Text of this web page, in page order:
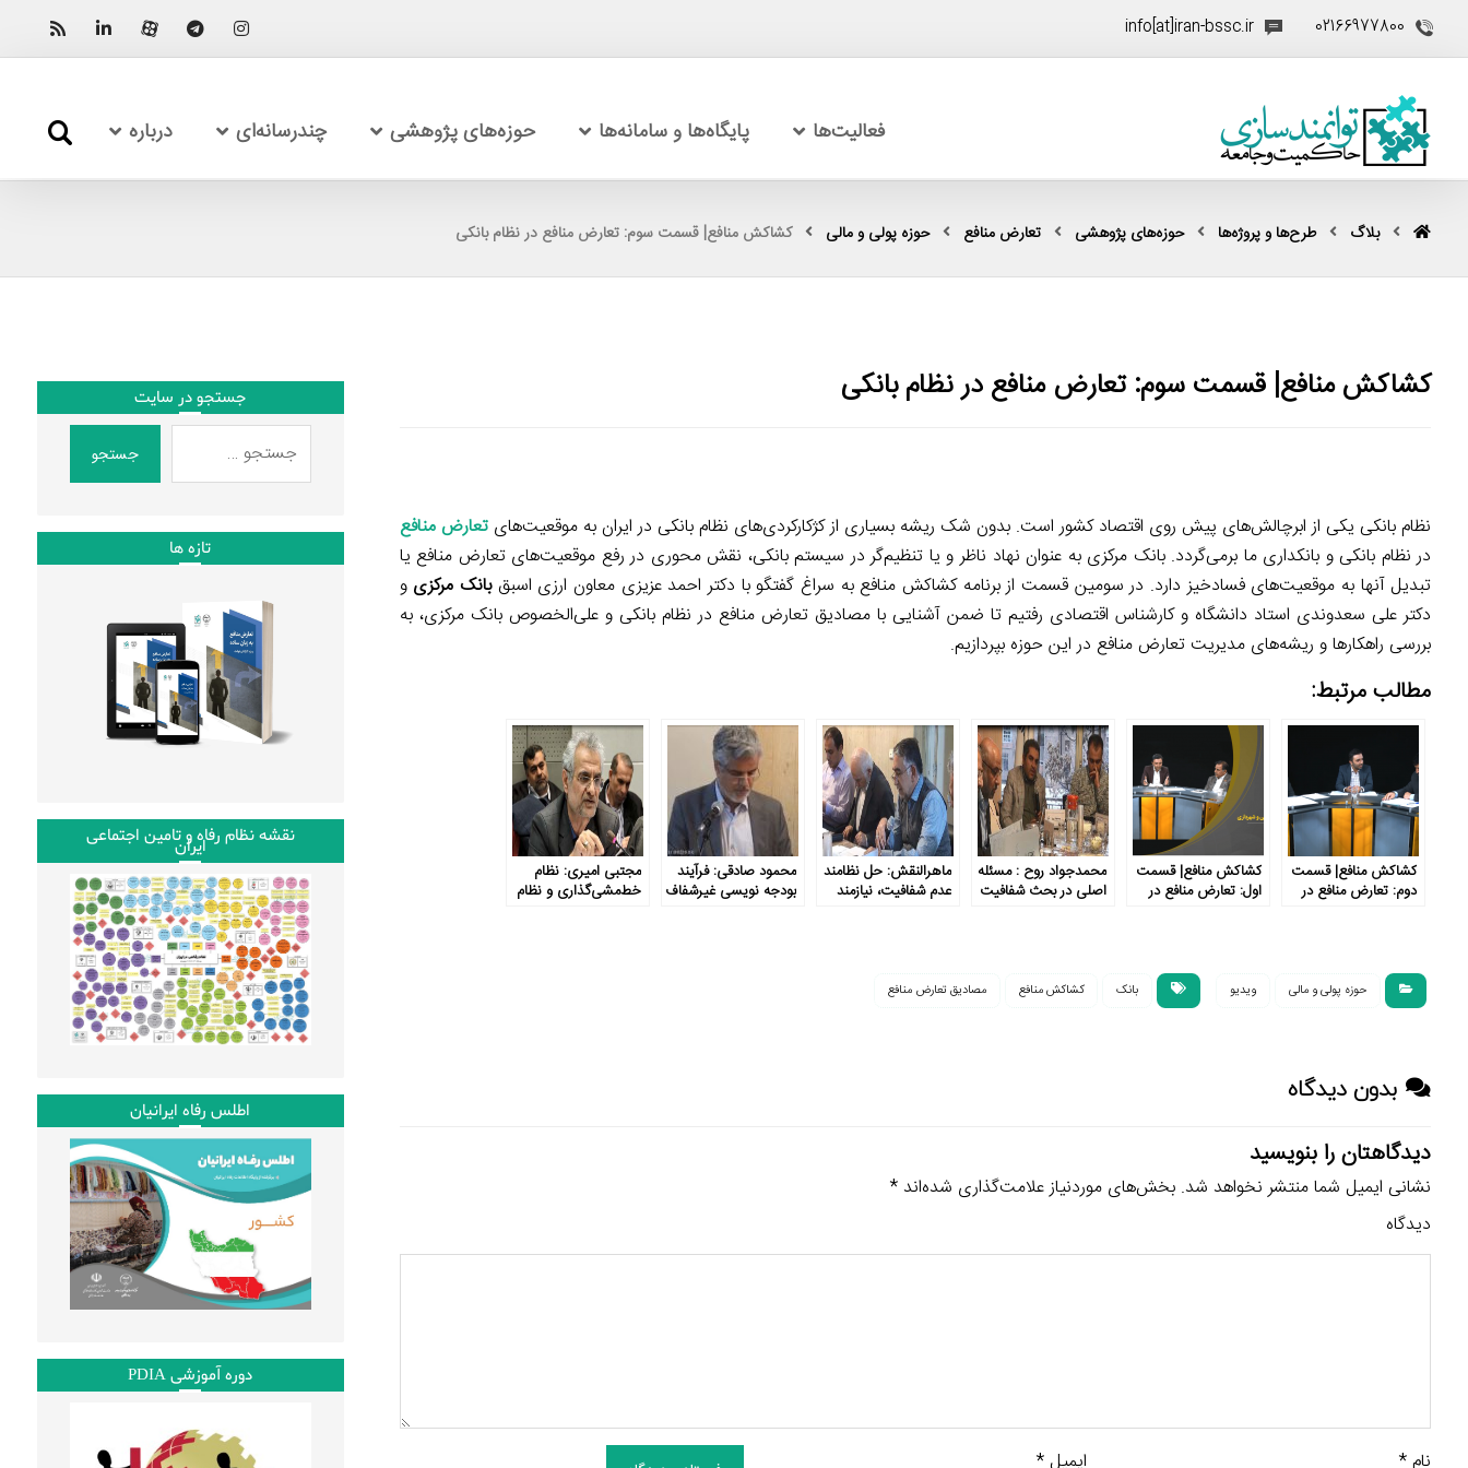
02166977800
info[at]iran-bssc.ir
فعالیت‌ها پایگاه‌ها و سامانه‌ها حوزه‌های پژوهشی چندرسانه‌ای درباره
بلاگ طرح‌ها و پروژه‌ها حوزه‌های پژوهشی تعارض منافع حوزه پولی و مالی کشاکش منافع| قسمت سوم: تعارض منافع در نظام بانکی
کشاکش منافع| قسمت سوم: تعارض منافع در نظام بانکی
نظام بانکی یکی از ابرچالش‌های پیش روی اقتصاد کشور است. بدون شک ریشه بسیاری از کژکارکردی‌های نظام بانکی در ایران به موقعیت‌های تعارض منافع
در نظام بانکی و بانکداری ما برمی‌گردد. بانک مرکزی به عنوان نهاد ناظر و یا تنظیم‌گر در سیستم بانکی، نقش محوری در رفع موقعیت‌های تعارض منافع یا
تبدیل آنها به موقعیت‌های فسادخیز دارد. در سومین قسمت از برنامه کشاکش منافع به سراغ گفتگو با دکتر احمد عزیزی معاون ارزی اسبقبانک مرکزی و
دکتر علی سعدوندی استاد دانشگاه و کارشناس اقتصادی رفتیم تا ضمن آشنایی با مصادیق تعارض منافع در نظام بانکی و علی‌الخصوص بانک مرکزی، به
بررسی راهکارها و ریشه‌های مدیریت تعارض منافع در این حوزه بپردازیم.
مطالب مرتبط:
کشاکش منافع| قسمت
دوم: تعارض منافع در
کشاکش منافع| قسمت
اول: تعارض منافع در
محمدجواد روح : مسئله
اصلی در بحث شفافیت
ماهرالنقش: حل نظامند
عدم شفافیت، نیازمند
محمود صادقی: فرآیند
بودجه نویسی غیرشفاف
مجتبی امیری: نظام
خط‌مشی‌گذاری و نظام
حوزه پولی و مالی ویدیو بانک کشاکش منافع مصادیق تعارض منافع
بدون دیدگاه
دیدگاهتان را بنویسید
نشانی ایمیل شما منتشر نخواهد شد. بخش‌های موردنیاز علامت‌گذاری شده‌اند*
دیدگاه
نام* ایمیل*
جستجو در سایت
جستجو
تازه ها
نقشه نظام رفاه و تامین اجتماعی
ایران
اطلس رفاه ایرانیان
دوره آموزشی PDIA